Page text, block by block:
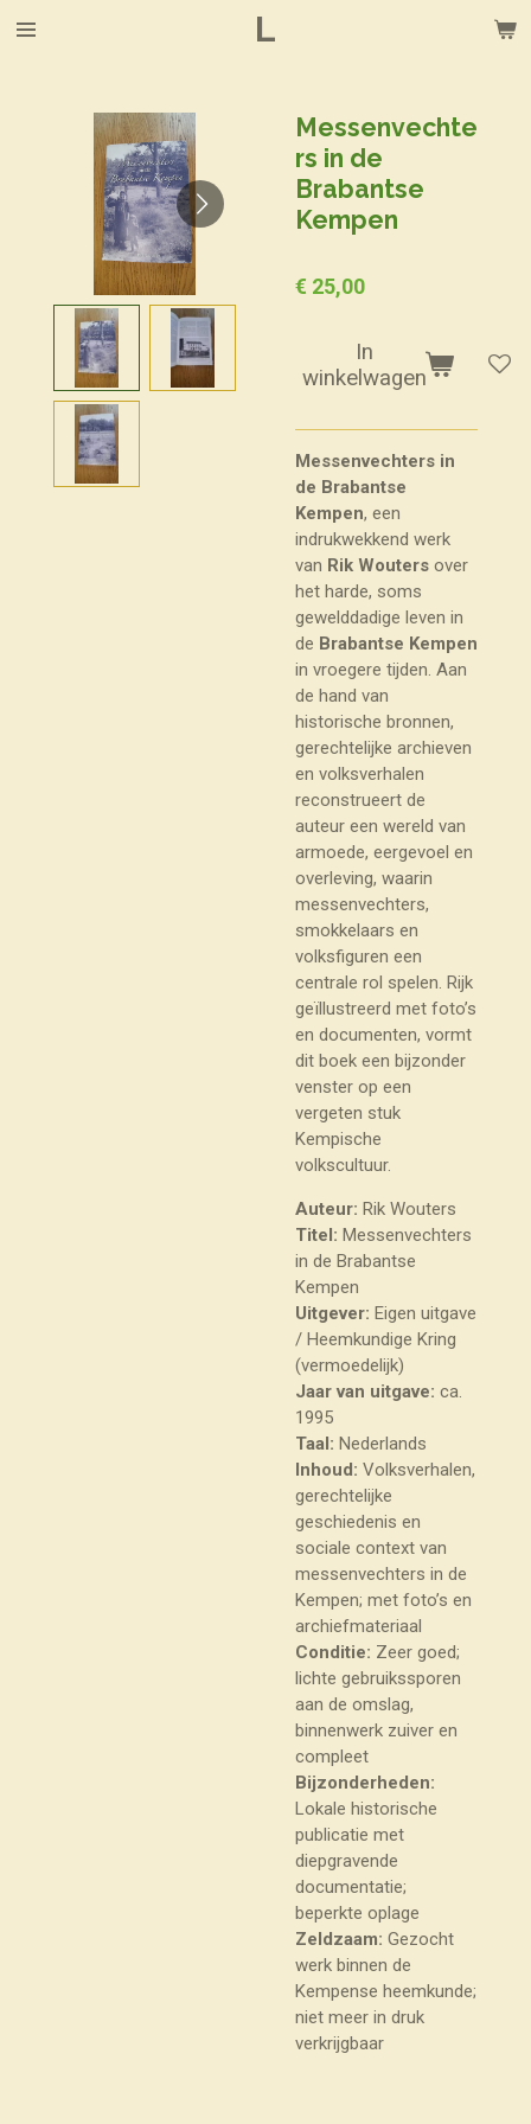
Ga
hoofdinhoud
L
Messenvechte
rs in de
Brabantse
Kempen
€ 25,00
In
winkelwagen
Messenvechters in
de Brabantse
Kempen, een
indrukwekkend werk
van Rik Wouters over
het harde, soms
gewelddadige leven in
de Brabantse Kempen
in vroegere tijden. Aan
de hand van
historische bronnen,
gerechtelijke archieven
en volksverhalen
reconstrueert de
auteur een wereld van
armoede, eergevoel en
overleving, waarin
messenvechters,
smokkelaars en
volksfiguren een
centrale rol spelen. Rijk
geïllustreerd met foto’s
en documenten, vormt
dit boek een bijzonder
venster op een
vergeten stuk
Kempische
volkscultuur.
Auteur: Rik Wouters
Titel: Messenvechters
in de Brabantse
Kempen
Uitgever: Eigen uitgave
/ Heemkundige Kring
(vermoedelijk)
Jaar van uitgave: ca.
1995
Taal: Nederlands
Inhoud: Volksverhalen,
gerechtelijke
geschiedenis en
sociale context van
messenvechters in de
Kempen; met foto’s en
archiefmateriaal
Conditie: Zeer goed;
lichte gebruikssporen
aan de omslag,
binnenwerk zuiver en
compleet
Bijzonderheden:
Lokale historische
publicatie met
diepgravende
documentatie;
beperkte oplage
Zeldzaam: Gezocht
werk binnen de
Kempense heemkunde;
niet meer in druk
verkrijgbaar